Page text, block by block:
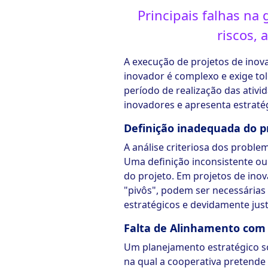
Principais falhas na
riscos,
A execução de projetos de
inovador é complexo e exige
período de realização das
inovadores e apresenta
Definição inadequada do
A análise criteriosa dos
Uma definição inconsistente
do projeto. Em projetos de
"pivôs", podem ser
estratégicos e devidamente
Falta de Alinhamento
Um planejamento estratégico
na qual a cooperativa